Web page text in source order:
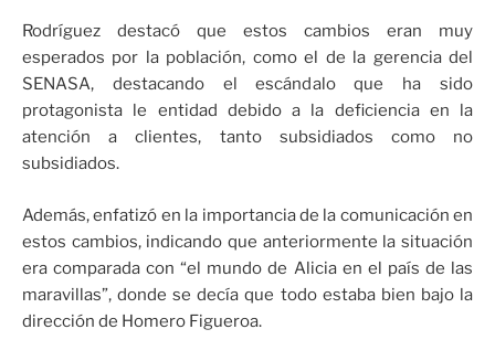
Rodríguez destacó que estos cambios eran muy
esperados por la población, como el de la gerencia del
SENASA, destacando el escándalo que ha sido
protagonista le entidad debido a la deficiencia en la
atención a clientes, tanto subsidiados como no
subsidiados.
Además, enfatizó en la importancia de la comunicación en
estos cambios, indicando que anteriormente la situación
era comparada con “el mundo de Alicia en el país de las
maravillas”, donde se decía que todo estaba bien bajo la
dirección de Homero Figueroa.